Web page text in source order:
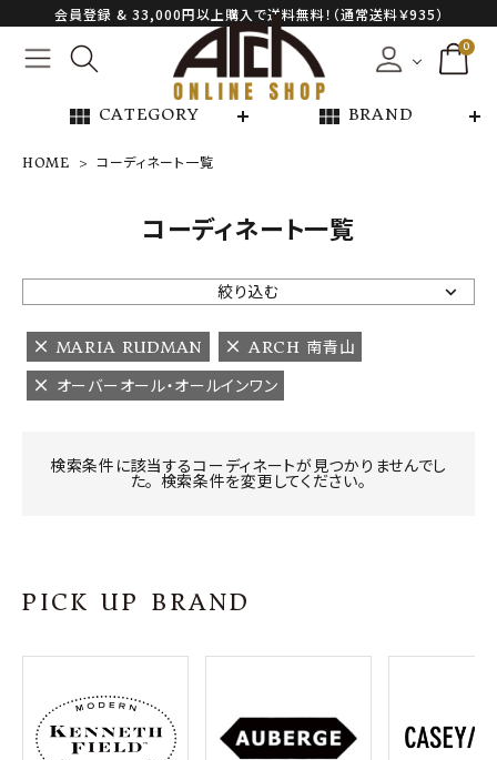
会員登録 & 33,000円以上購入で送料無料！（通常送料￥935）
0
view_module CATEGORY view_module BRAND
NEW ARRIVAL
ARCH EXCLUSIVE
BRAND
CATEGORY
プライバシーポリシー
特定商取引法について
お問い合わせ
HOME コーディネート一覧
コーディネート一覧
絞り込む
MARIA RUDMAN
ARCH 南青山
オーバーオール・オールインワン
検索条件に該当するコーディネートが見つかりませんでし
た。 検索条件を変更してください。
PICK UP BRAND